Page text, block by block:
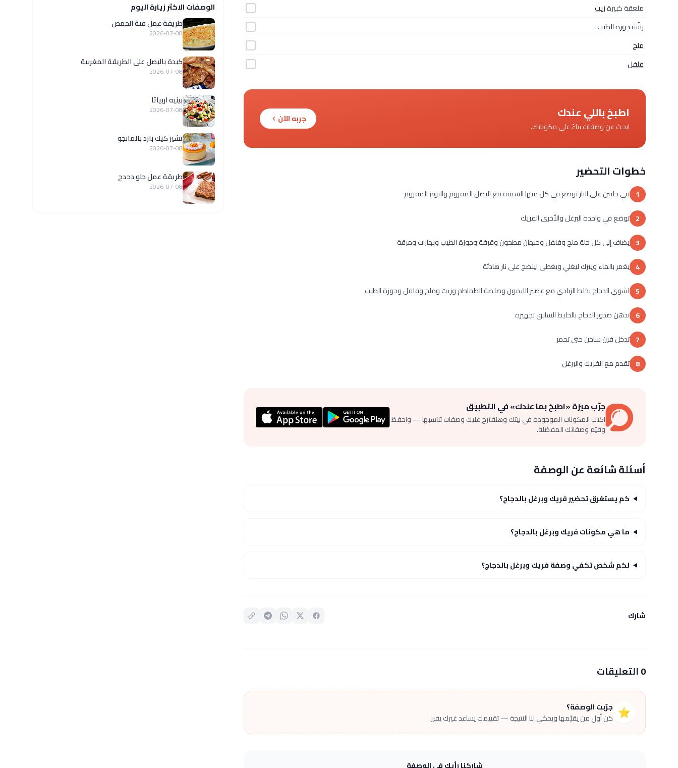
ملعقة كبيرةزيت
رشّةجوزة الطيب
ملح
فلفل
اطبخ باللي عندك
ابحث عن وصفات بناءً على مكوناتك.
جربه الآن
خطوات التحضير
1 في حلتين على النار توضع في كل منها السمنة مع البصل المفروم والثوم المفروم
2 توضع في واحدة البرغل والأخرى الفريك
3 يضاف إلى كل حلة ملح وفلفل وحبهان مطحون وقرفة وجوزة الطيب وبهارات ومرقة
4 يغمر بالماء ويترك ليغلي ويغطى لينضج على نار هادئة
5 لشوي الدجاج يخلط الزبادي مع عصير الليمون وصلصة الطماطم وزيت وملح وفلفل وجوزة الطيب
6 تدهن صدور الدجاج بالخليط السابق تجهيزه
7 تدخل فرن ساخن حتى تحمر
8 تقدم مع الفريك والبرغل
جرّب ميزة «اطبخ بما عندك» في التطبيق
اكتب المكونات الموجودة في بيتك وهنقترح عليك وصفات تناسبها — واحفظ
وقيّم وصفاتك المفضلة.
أسئلة شائعة عن الوصفة
كم يستغرق تحضير فريك وبرغل بالدجاج؟
ما هي مكونات فريك وبرغل بالدجاج؟
لكم شخص تكفي وصفة فريك وبرغل بالدجاج؟
شارك
0 التعليقات
⭐ جرّبت الوصفة؟
كن أول من يقيّمها ويحكي لنا النتيجة — تقييمك يساعد غيرك يقرر.
الوصفات الاكثر زيارة اليوم
طريقة عمل فتة الحمص
2026-07-08
كبدة بالبصل على الطريقة المغربية
2026-07-08
بينيه اربياتا
2026-07-08
تشيز كيك بارد بالمانجو
2026-07-08
طريقة عمل حلو دحدح
2026-07-08